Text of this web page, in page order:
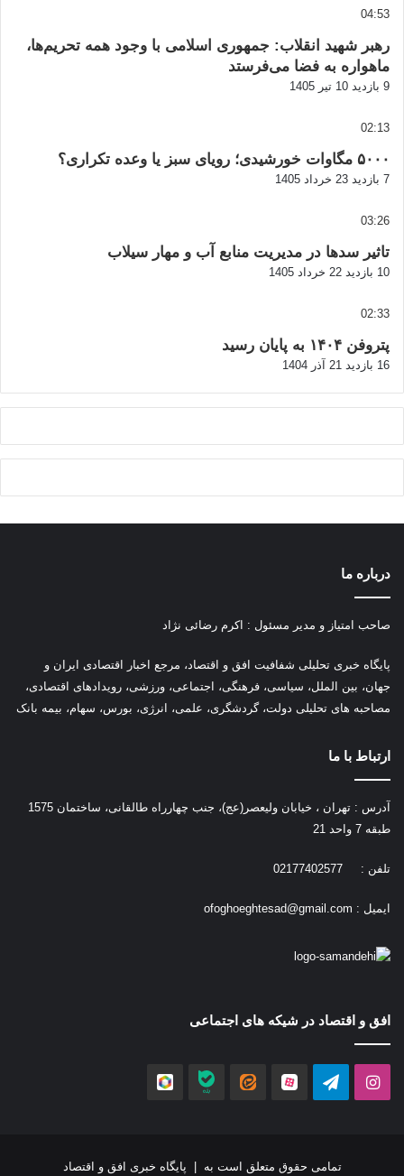
04:53
رهبر شهید انقلاب: جمهوری اسلامی با وجود همه تحریم‌ها،
ماهواره به فضا می‌فرستد
9 بازدید 10 تیر 1405
02:13
۵۰۰۰ مگاوات خورشیدی؛ رویای سبز یا وعده تکراری؟
7 بازدید 23 خرداد 1405
03:26
تاثیر سدها در مدیریت منابع آب و مهار سیلاب
10 بازدید 22 خرداد 1405
02:33
پتروفن ۱۴۰۴ به پایان رسید
16 بازدید 21 آذر 1404
درباره ما
صاحب امتیاز و مدیر مسئول : اکرم رضائی نژاد
پایگاه خبری تحلیلی شفافیت افق و اقتصاد، مرجع اخبار اقتصادی ایران و
جهان، بین الملل، سیاسی، فرهنگی، اجتماعی، ورزشی، رویدادهای اقتصادی،
مصاحبه های تحلیلی دولت، گردشگری، علمی، انرژی، بورس، سهام، بیمه بانک
ارتباط با ما
آدرس : تهران ، خیابان ولیعصر(عج)، جنب چهارراه طالقانی، ساختمان 1575
طبقه 7 واحد 21
تلفن : 02177402577
ایمیل : ofoghoeghtesad@gmail.com
افق و اقتصاد در شیکه های اجتماعی
اینستاگرامتلگرام آپارات ایتا بله
تمامی حقوق متعلق است به | پایگاه خبری افق و اقتصاد